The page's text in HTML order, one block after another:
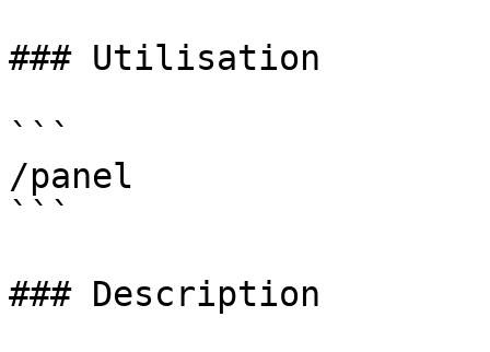
### Utilisation
```
/panel
```
### Description